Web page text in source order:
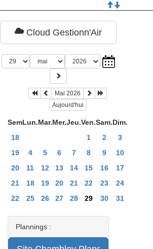
Cloud Gestionn'Air
Mai 2026
Aujourd'hui
SemLun.Mar.Mer.Jeu.Ven.Sam.Dim.
18
1 2
3
19
4 5 6 7 8 9
10
20
11 12 13 14 15 16
17
21
18 19 20 21 22 23
24
22
25 26 27 28 29 30 31
Plannings :